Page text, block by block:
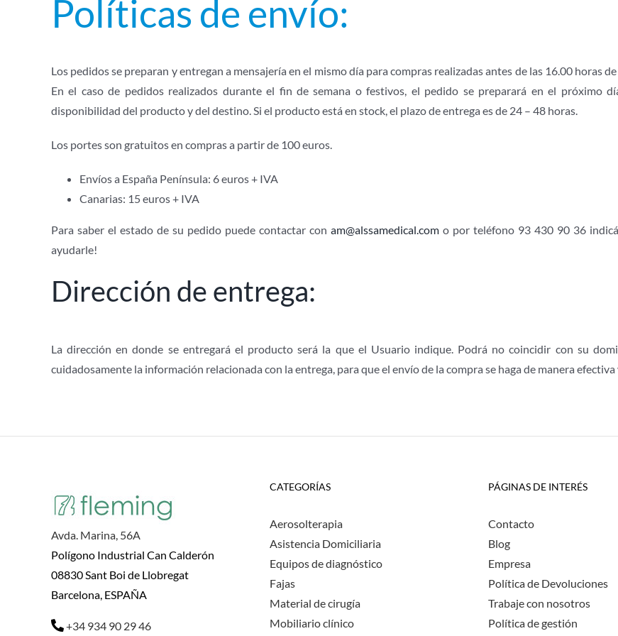
Políticas de envío:
Los pedidos se preparan y entregan a mensajería en el mismo día para compras realizadas antes de las 16.00 horas
En el caso de pedidos realizados durante el fin de semana o festivos, el pedido se preparará en el próximo
disponibilidad del producto y del destino. Si el producto está en stock, el plazo de entrega es de 24 – 48 horas.
Los portes son gratuitos en compras a partir de 100 euros.
Envíos a España Península: 6 euros + IVA
Canarias: 15 euros + IVA
Para saber el estado de su pedido puede contactar con am@alssamedical.com o por teléfono 93 430 90 36
ayudarle!
Dirección de entrega:
La dirección en donde se entregará el producto será la que el Usuario indique. Podrá no coincidir con su
cuidadosamente la información relacionada con la entrega, para que el envío de la compra se haga de manera
Avda. Marina, 56A
Polígono Industrial Can Calderón
08830 Sant Boi de Llobregat
Barcelona, ESPAÑA
+34 934 90 29 46
CATEGORÍAS
Aerosolterapia
Asistencia Domiciliaria
Equipos de diagnóstico
Fajas
Material de cirugía
Mobiliario clínico
PÁGINAS DE INTERÉS
Contacto
Blog
Empresa
Política de Devoluciones
Trabaje con nosotros
Política de gestión